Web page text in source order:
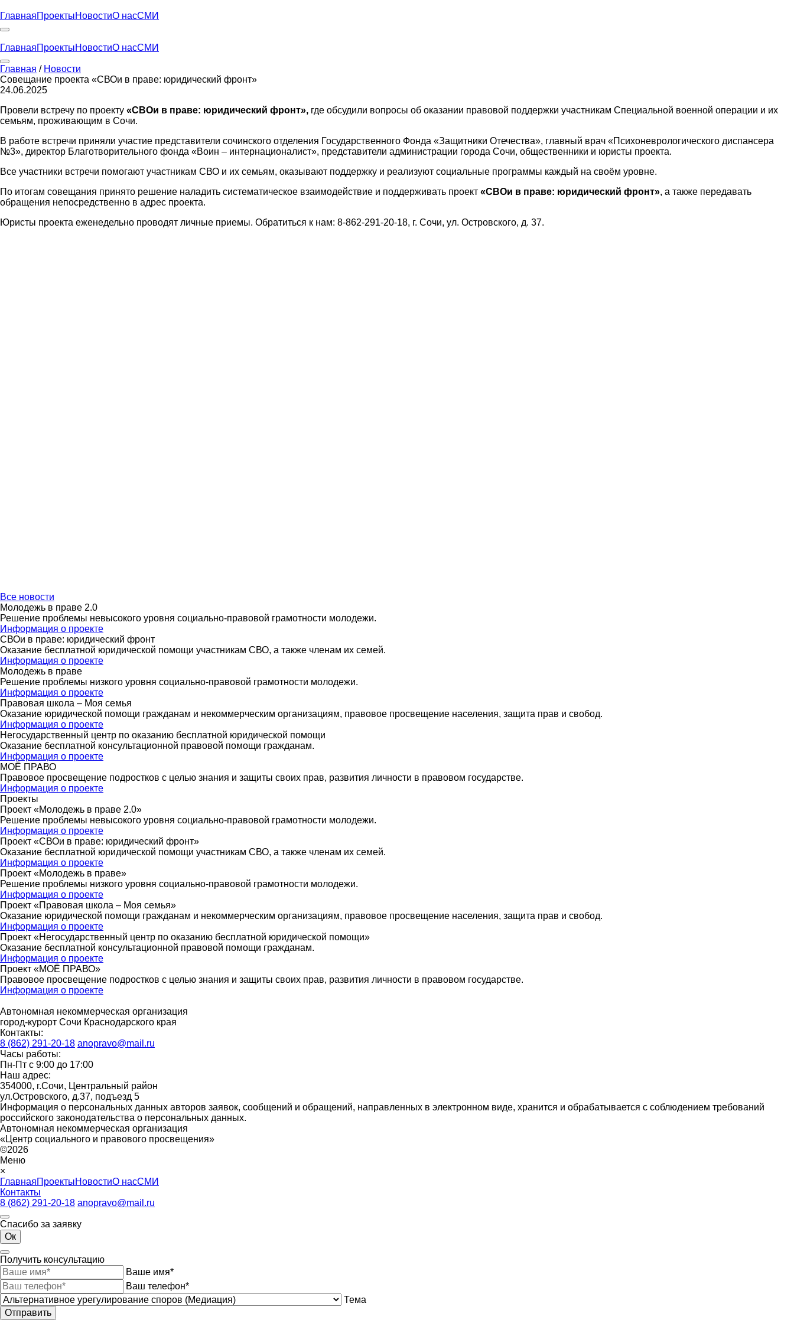
ГлавнаяПроектыНовостиО насСМИ
ГлавнаяПроектыНовостиО насСМИ
Главная / Новости
Совещание проекта «СВОи в праве: юридический фронт»
24.06.2025
Провели встречу по проекту «СВОи в праве: юридический фронт», где обсудили вопросы об оказании правовой поддержки участникам Специальной военной операции и их
семьям, проживающим в Сочи.
В работе встречи приняли участие представители сочинского отделения Государственного Фонда «Защитники Отечества», главный врач «Психоневрологического диспансера
№3», директор Благотворительного фонда «Воин – интернационалист», представители администрации города Сочи, общественники и юристы проекта.
Все участники встречи помогают участникам СВО и их семьям, оказывают поддержку и реализуют социальные программы каждый на своём уровне.
По итогам совещания принято решение наладить систематическое взаимодействие и поддерживать проект «СВОи в праве: юридический фронт», а также передавать
обращения непосредственно в адрес проекта.
Юристы проекта еженедельно проводят личные приемы. Обратиться к нам: 8-862-291-20-18, г. Сочи, ул. Островского, д. 37.
Все новости
Молодежь в праве 2.0
Решение проблемы невысокого уровня социально-правовой грамотности молодежи.
Информация о проекте
СВОи в праве: юридический фронт
Оказание бесплатной юридической помощи участникам СВО, а также членам их семей.
Информация о проекте
Молодежь в праве
Решение проблемы низкого уровня социально-правовой грамотности молодежи.
Информация о проекте
Правовая школа – Моя семья
Оказание юридической помощи гражданам и некоммерческим организациям, правовое просвещение населения, защита прав и свобод.
Информация о проекте
Негосударственный центр по оказанию бесплатной юридической помощи
Оказание бесплатной консультационной правовой помощи гражданам.
Информация о проекте
МОЁ ПРАВО
Правовое просвещение подростков с целью знания и защиты своих прав, развития личности в правовом государстве.
Информация о проекте
Проекты
Проект «Молодежь в праве 2.0»
Решение проблемы невысокого уровня социально-правовой грамотности молодежи.
Информация о проекте
Проект «СВОи в праве: юридический фронт»
Оказание бесплатной юридической помощи участникам СВО, а также членам их семей.
Информация о проекте
Проект «Молодежь в праве»
Решение проблемы низкого уровня социально-правовой грамотности молодежи.
Информация о проекте
Проект «Правовая школа – Моя семья»
Оказание юридической помощи гражданам и некоммерческим организациям, правовое просвещение населения, защита прав и свобод.
Информация о проекте
Проект «Негосударственный центр по оказанию бесплатной юридической помощи»
Оказание бесплатной консультационной правовой помощи гражданам.
Информация о проекте
Проект «МОЁ ПРАВО»
Правовое просвещение подростков с целью знания и защиты своих прав, развития личности в правовом государстве.
Информация о проекте
Автономная некоммерческая организация
город-курорт Сочи Краснодарского края
Контакты:
8 (862) 291-20-18 anopravo@mail.ru
Часы работы:
Пн-Пт с 9:00 до 17:00
Наш адрес:
354000, г.Сочи, Центральный район
ул.Островского, д.37, подъезд 5
Информация о персональных данных авторов заявок, сообщений и обращений, направленных в электронном виде, хранится и обрабатывается с соблюдением требований
российского законодательства о персональных данных.
Автономная некоммерческая организация
«Центр социального и правового просвещения»
©2026
Меню
×
ГлавнаяПроектыНовостиО насСМИ
Контакты
8 (862) 291-20-18 anopravo@mail.ru
Спасибо за заявку
Ок
Получить консультацию
Ваше имя*
Ваш телефон*
Тема
Отправить